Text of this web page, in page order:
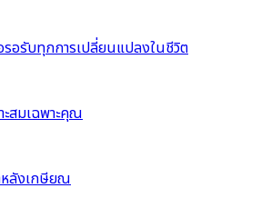
รอรับทุกการเปลี่ยนแปลงในชีวิต
สมเฉพาะคุณ
หลังเกษียณ